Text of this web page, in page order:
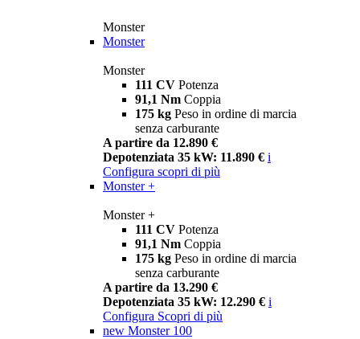
Monster
Monster
Monster
111 CV Potenza
91,1 Nm Coppia
175 kg Peso in ordine di marcia
senza carburante
A partire da 12.890 €
Depotenziata 35 kW: 11.890 € i
Configura scopri di più
Monster +
Monster +
111 CV Potenza
91,1 Nm Coppia
175 kg Peso in ordine di marcia
senza carburante
A partire da 13.290 €
Depotenziata 35 kW: 12.290 € i
Configura Scopri di più
new Monster 100